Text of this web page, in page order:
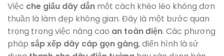
Việc che giấu dây dẫn một cách khéo léo không đơn
thuần là làm đẹp không gian. Đây là một bước quan
trọng trong việc nâng cao an toàn điện. Các phương
pháp sắp xếp dây cáp gọn gàng, điển hình là sử